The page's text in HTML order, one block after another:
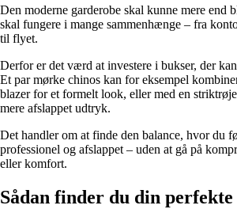
Den moderne garderobe skal kunne mere end
skal fungere i mange sammenhænge – fra
til flyet.
Derfor er det værd at investere i bukser, der
Et par mørke chinos kan for eksempel
blazer for et formelt look, eller med en
mere afslappet udtryk.
Det handler om at finde den balance, hvor du
professionel og afslappet – uden at gå på
eller komfort.
Sådan finder du din